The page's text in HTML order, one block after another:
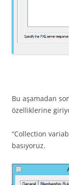
Bu aşamadan
özelliklerine
“Collection
basıyoruz.